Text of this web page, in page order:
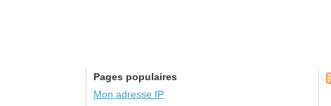
Pages populaires
Mon adresse IP